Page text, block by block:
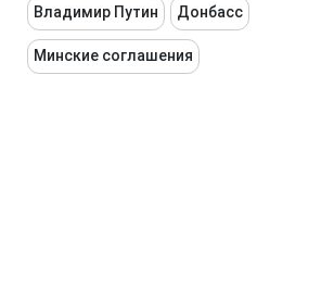
Владимир Путин Донбасс
Минские соглашения